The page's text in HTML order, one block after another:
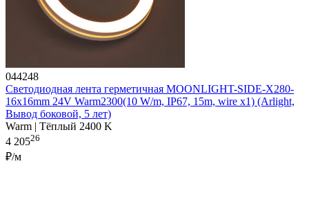
044248
Светодиодная лента герметичная MOONLIGHT-SIDE-X280-
16x16mm 24V Warm2300(10 W/m, IP67, 15m, wire x1) (Arlight,
Вывод боковой, 5 лет)
Warm | Тёплый 2400 K
4 20526
₽/м